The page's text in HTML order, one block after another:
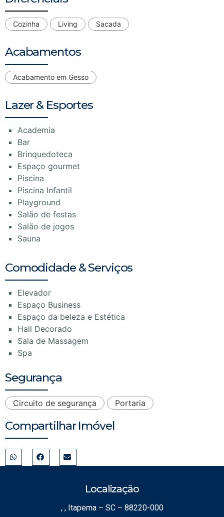
Cozinha Living Sacada
Acabamentos
Acabamento em Gesso
Lazer & Esportes
Academia
Bar
Brinquedoteca
Espaço gourmet
Piscina
Piscina Infantil
Playground
Salão de festas
Salão de jogos
Sauna
Comodidade & Serviços
Elevador
Espaço Business
Espaço da beleza e Estética
Hall Decorado
Sala de Massagem
Spa
Segurança
Circuito de segurança Portaria
Compartilhar Imóvel
Localização
, , Itapema – SC – 88220-000